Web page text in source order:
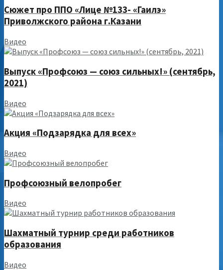
Сюжет про ППО «Лице №133- «Гаилэ»
Приволжского района г.Казани
Видео
Выпуск «Профсоюз — союз сильных!» (сентябрь,
2021)
Видео
Акция «Подзарядка для всех»
Видео
Профсоюзный велопробег
Видео
Шахматный турнир среди работников
образования
Видео